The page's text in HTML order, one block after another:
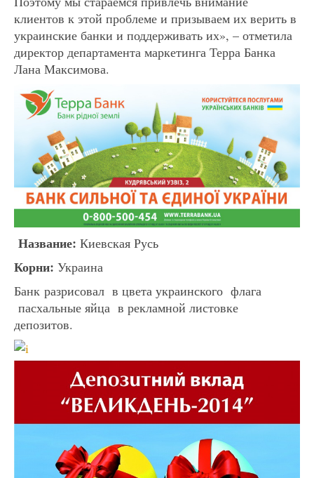
клиентов к этой проблеме и призываем их верить в
украинские банки и поддерживать их», – отметила
директор департамента маркетинга Терра Банка
Лана Максимова.
Название: Киевская Русь
Корни: Украина
Банк разрисовал в цвета украинского флага
пасхальные яйца в рекламной листовке
депозитов.